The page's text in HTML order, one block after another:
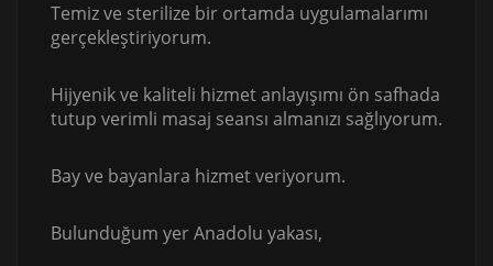
Temiz ve sterilize bir ortamda uygulamalarımı
gerçekleştiriyorum.
Hijyenik ve kaliteli hizmet anlayışımı ön safhada
tutup verimli masaj seansı almanızı sağlıyorum.
Bay ve bayanlara hizmet veriyorum.
Bulunduğum yer Anadolu yakası,